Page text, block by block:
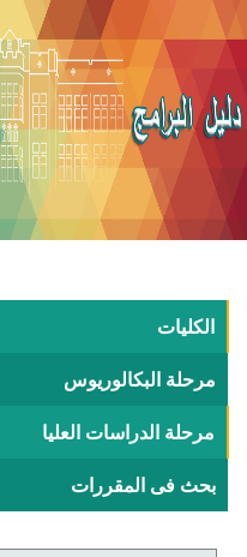
الكليات
مرحلة البكالوريوس
مرحلة الدراسات العليا
بحث فى المقررات